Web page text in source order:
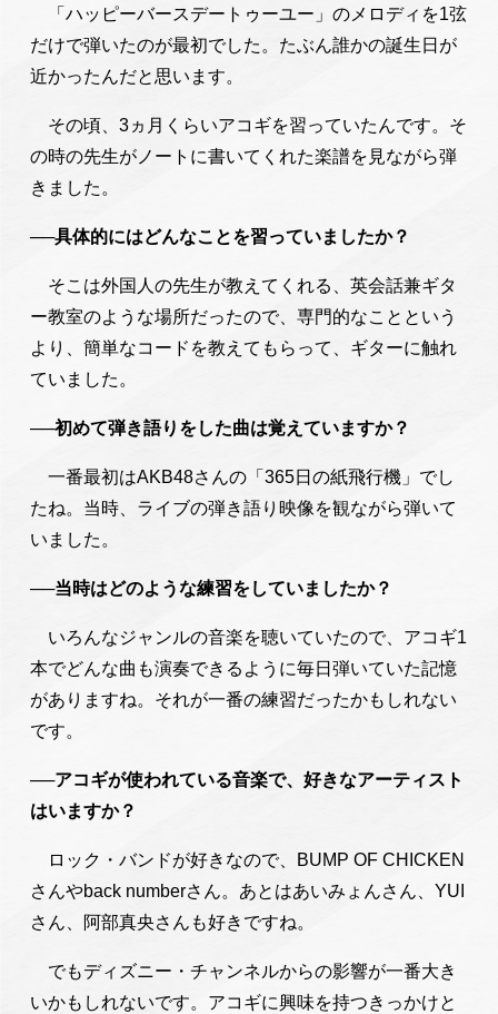
「ハッピーバースデートゥーユー」のメロディを1弦
だけで弾いたのが最初でした。たぶん誰かの誕生日が
近かったんだと思います。
その頃、3ヵ月くらいアコギを習っていたんです。そ
の時の先生がノートに書いてくれた楽譜を見ながら弾
きました。
──具体的にはどんなことを習っていましたか？
そこは外国人の先生が教えてくれる、英会話兼ギタ
ー教室のような場所だったので、専門的なことという
より、簡単なコードを教えてもらって、ギターに触れ
ていました。
──初めて弾き語りをした曲は覚えていますか？
一番最初はAKB48さんの「365日の紙飛行機」でし
たね。当時、ライブの弾き語り映像を観ながら弾いて
いました。
──当時はどのような練習をしていましたか？
いろんなジャンルの音楽を聴いていたので、アコギ1
本でどんな曲も演奏できるように毎日弾いていた記憶
がありますね。それが一番の練習だったかもしれない
です。
──アコギが使われている音楽で、好きなアーティスト
はいますか？
ロック・バンドが好きなので、BUMP OF CHICKEN
さんやback numberさん。あとはあいみょんさん、YUI
さん、阿部真央さんも好きですね。
でもディズニー・チャンネルからの影響が一番大き
いかもしれないです。アコギに興味を持つきっかけと